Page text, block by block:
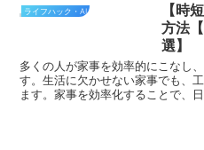
ライフハック・AI
【時
方法
選】
多くの人が家事を効率的にこなし
す。生活に欠かせない家事でも、
ます。家事を効率化することで、